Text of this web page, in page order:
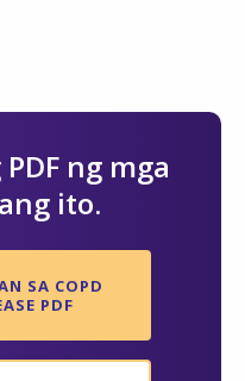
ng mga
ito.
SA COPD
PDF